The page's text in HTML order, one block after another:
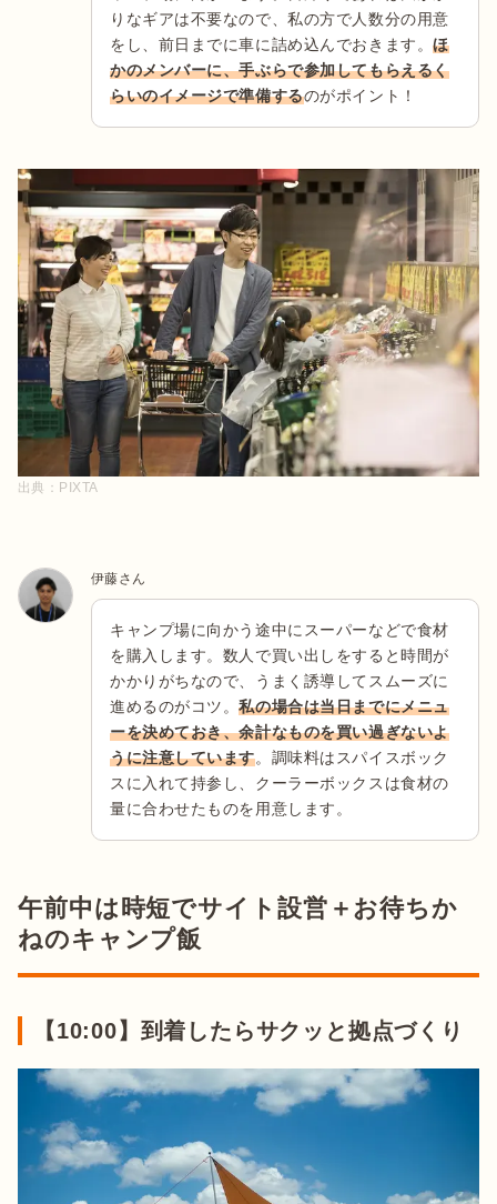
りなギアは不要なので、私の方で人数分の用意
をし、前日までに車に詰め込んでおきます。ほ
かのメンバーに、手ぶらで参加してもらえるく
らいのイメージで準備するのがポイント！
出典： PIXTA
伊藤さん
キャンプ場に向かう途中にスーパーなどで食材
を購入します。数人で買い出しをすると時間が
かかりがちなので、うまく誘導してスムーズに
進めるのがコツ。私の場合は当日までにメニュ
ーを決めておき、余計なものを買い過ぎないよ
うに注意しています。調味料はスパイスボック
スに入れて持参し、クーラーボックスは食材の
量に合わせたものを用意します。
午前中は時短でサイト設営＋お待ちか
ねのキャンプ飯
【10:00】到着したらサクッと拠点づくり